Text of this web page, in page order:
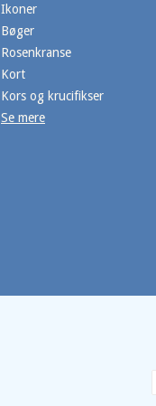
Ikoner
Bøger
Rosenkranse
Kort
Kors og krucifikser
Se mere